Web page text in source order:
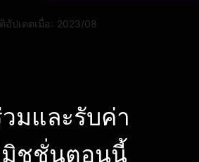
อัปเดตเมื่อ: 2023/08
วมและรับค่า
ชชั่นตอนนี้